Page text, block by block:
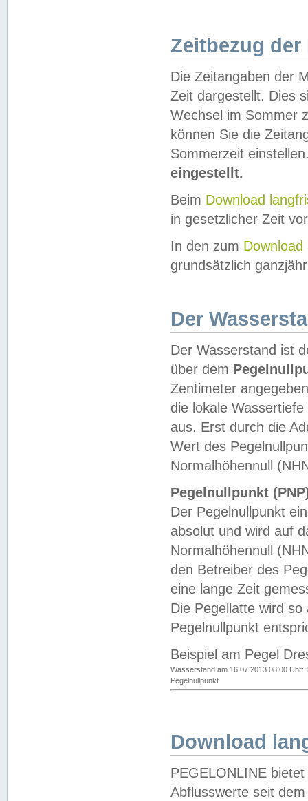
Zeitbezug der
Die Zeitangaben der
Zeit dargestellt. Dies
Wechsel im Sommer
können Sie die
Sommerzeit
eingestellt.
Beim Download
in gesetzlicher Zeit
In den zum Download
grundsätzlich
Der
Der Wasserstand ist
über dem
Zentimeter
die lokale
aus. Erst durch die
Wert des
Normalhöhennull
Pegelnullpunkt
Der Pegelnullpunkt
absolut und wird auf
Normalhöhennull
den Betreiber des
eine lange Zeit
Die Pegellatte wird
Pegelnullpunkt
Beispiel am Pegel
Wasserstand am 16.07.2013 08:00 Uhr:
Pegelnullpunkt
Download
PEGELONLINE
Abflusswerte seit